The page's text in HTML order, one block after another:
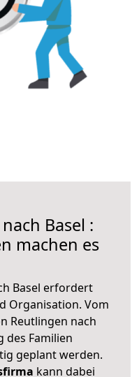
Basel :
machen es
Basel erfordert
Organisation. Vom
Reutlingen nach
des Familien
geplant werden.
kann dabei